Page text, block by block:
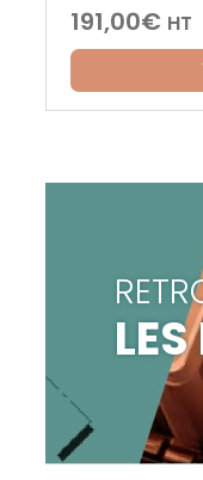
191,00€ HT